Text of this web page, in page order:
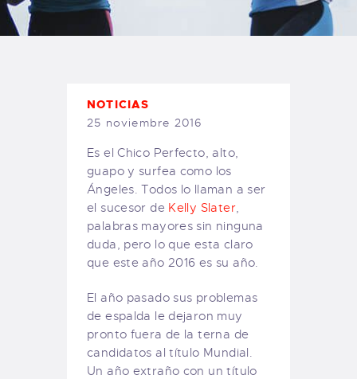
TIENDA FAMILY SURFERS
WEBCAM SALINAS
NOTICIAS
25 noviembre 2016
Es el Chico Perfecto, alto,
guapo y surfea como los
Ángeles. Todos lo llaman a ser
el sucesor de Kelly Slater,
palabras mayores sin ninguna
duda, pero lo que esta claro
que este año 2016 es su año.
El año pasado sus problemas
de espalda le dejaron muy
pronto fuera de la terna de
candidatos al título Mundial.
Un año extraño con un título